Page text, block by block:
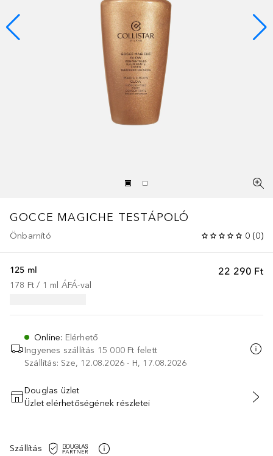
GOCCE MAGICHE TESTÁPOLÓ
Önbarnító 0 (0)
22 290 Ft
125 ml
178 Ft / 1 ml ÁFÁ-val
Online: Elérhető
Ingyenes szállítás 15 000 Ft felett
Szállítás: Sze, 12.08.2026 - H, 17.08.2026
KOSÁRBA HELYEZÉS
Douglas üzlet
Üzlet elérhetőségének részletei
Szállítás